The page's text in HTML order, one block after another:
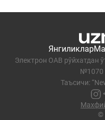
Янгиликлар
Электрон ОАВ рўйхатдан
№1070
Таъсичи:
©